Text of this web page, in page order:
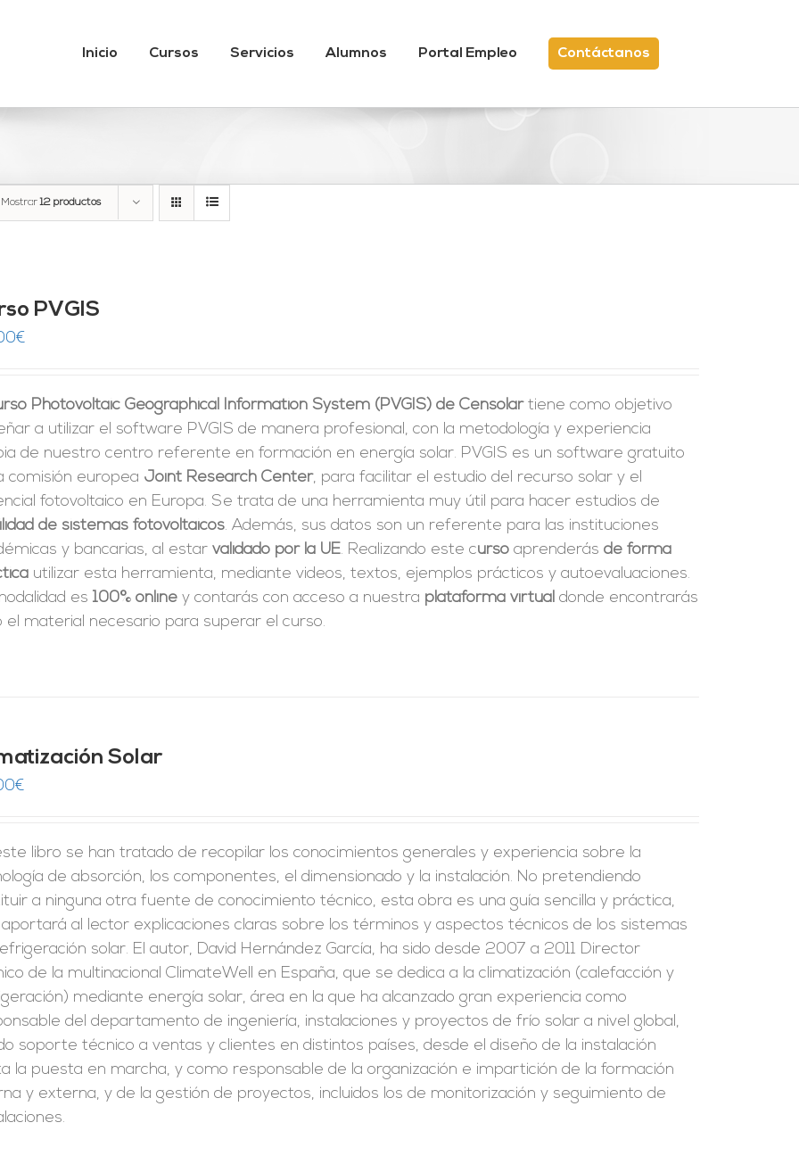
Inicio Cursos Servicios Alumnos Portal Empleo Contáctanos
Mostrar12 productos
PVGIS
€
Photovoltaic Geographical Information System (PVGIS) de Censolartiene como objetivo
a utilizar el software PVGIS de manera profesional, con la metodología y experiencia
de nuestro centro referente en formación en energía solar. PVGIS es un software gratuito
comisión europea Joint Research Center, para facilitar el estudio del recurso solar y el
fotovoltaico en Europa. Se trata de una herramienta muy útil para hacer estudios de
de sistemas fotovoltaicos. Además, sus datos son un referente para las instituciones
y bancarias, al estarvalidado por la UE. Realizando este curso aprenderásde forma
utilizar esta herramienta, mediante videos, textos, ejemplos prácticos y autoevaluaciones.
es100% online y contarás con acceso a nuestra plataforma virtual donde encontrarás
el material necesario para superar el curso.
Solar
€
libro se han tratado de recopilar los conocimientos generales y experiencia sobre la
de absorción, los componentes, el dimensionado y la instalación. No pretendiendo
a ninguna otra fuente de conocimiento técnico, esta obra es una guía sencilla y práctica,
al lector explicaciones claras sobre los términos y aspectos técnicos de los sistemas
solar. El autor, David Hernández García, ha sido desde 2007 a 2011 Director
de la multinacional ClimateWell en España, que se dedica a la climatización (calefacción y
mediante energía solar, área en la que ha alcanzado gran experiencia como
del departamento de ingeniería, instalaciones y proyectos de frío solar a nivel global,
soporte técnico a ventas y clientes en distintos países, desde el diseño de la instalación
la puesta en marcha, y como responsable de la organización e impartición de la formación
y externa, y de la gestión de proyectos, incluidos los de monitorización y seguimiento de